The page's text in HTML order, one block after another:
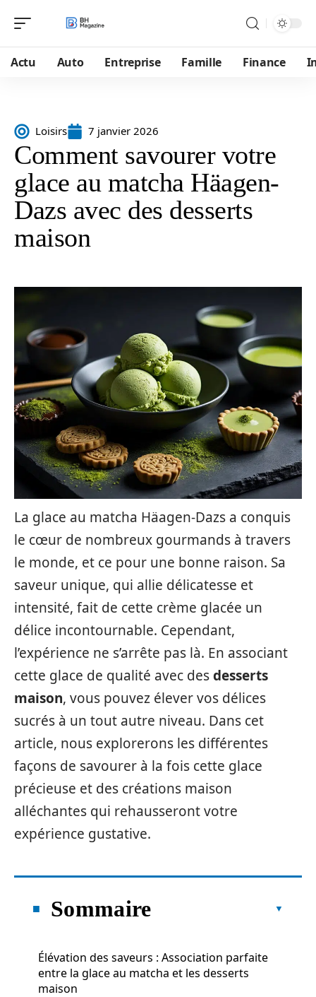
Actu Auto Entreprise Famille Finance
Loisirs 7 janvier 2026
Comment savourer votre
glace au matcha Häagen-
Dazs avec des desserts
maison
La glace au matcha Häagen-Dazs a conquis
le cœur de nombreux gourmands à travers
le monde, et ce pour une bonne raison. Sa
saveur unique, qui allie délicatesse et
intensité, fait de cette crème glacée un
délice incontournable. Cependant,
l’expérience ne s’arrête pas là. En associant
cette glace de qualité avec desdesserts
maison, vous pouvez élever vos délices
sucrés à un tout autre niveau. Dans cet
article, nous explorerons les différentes
façons de savourer à la fois cette glace
précieuse et des créations maison
alléchantes qui rehausseront votre
expérience gustative.
Sommaire
Élévation des saveurs : Association parfaite
entre la glace au matcha et les desserts
maison